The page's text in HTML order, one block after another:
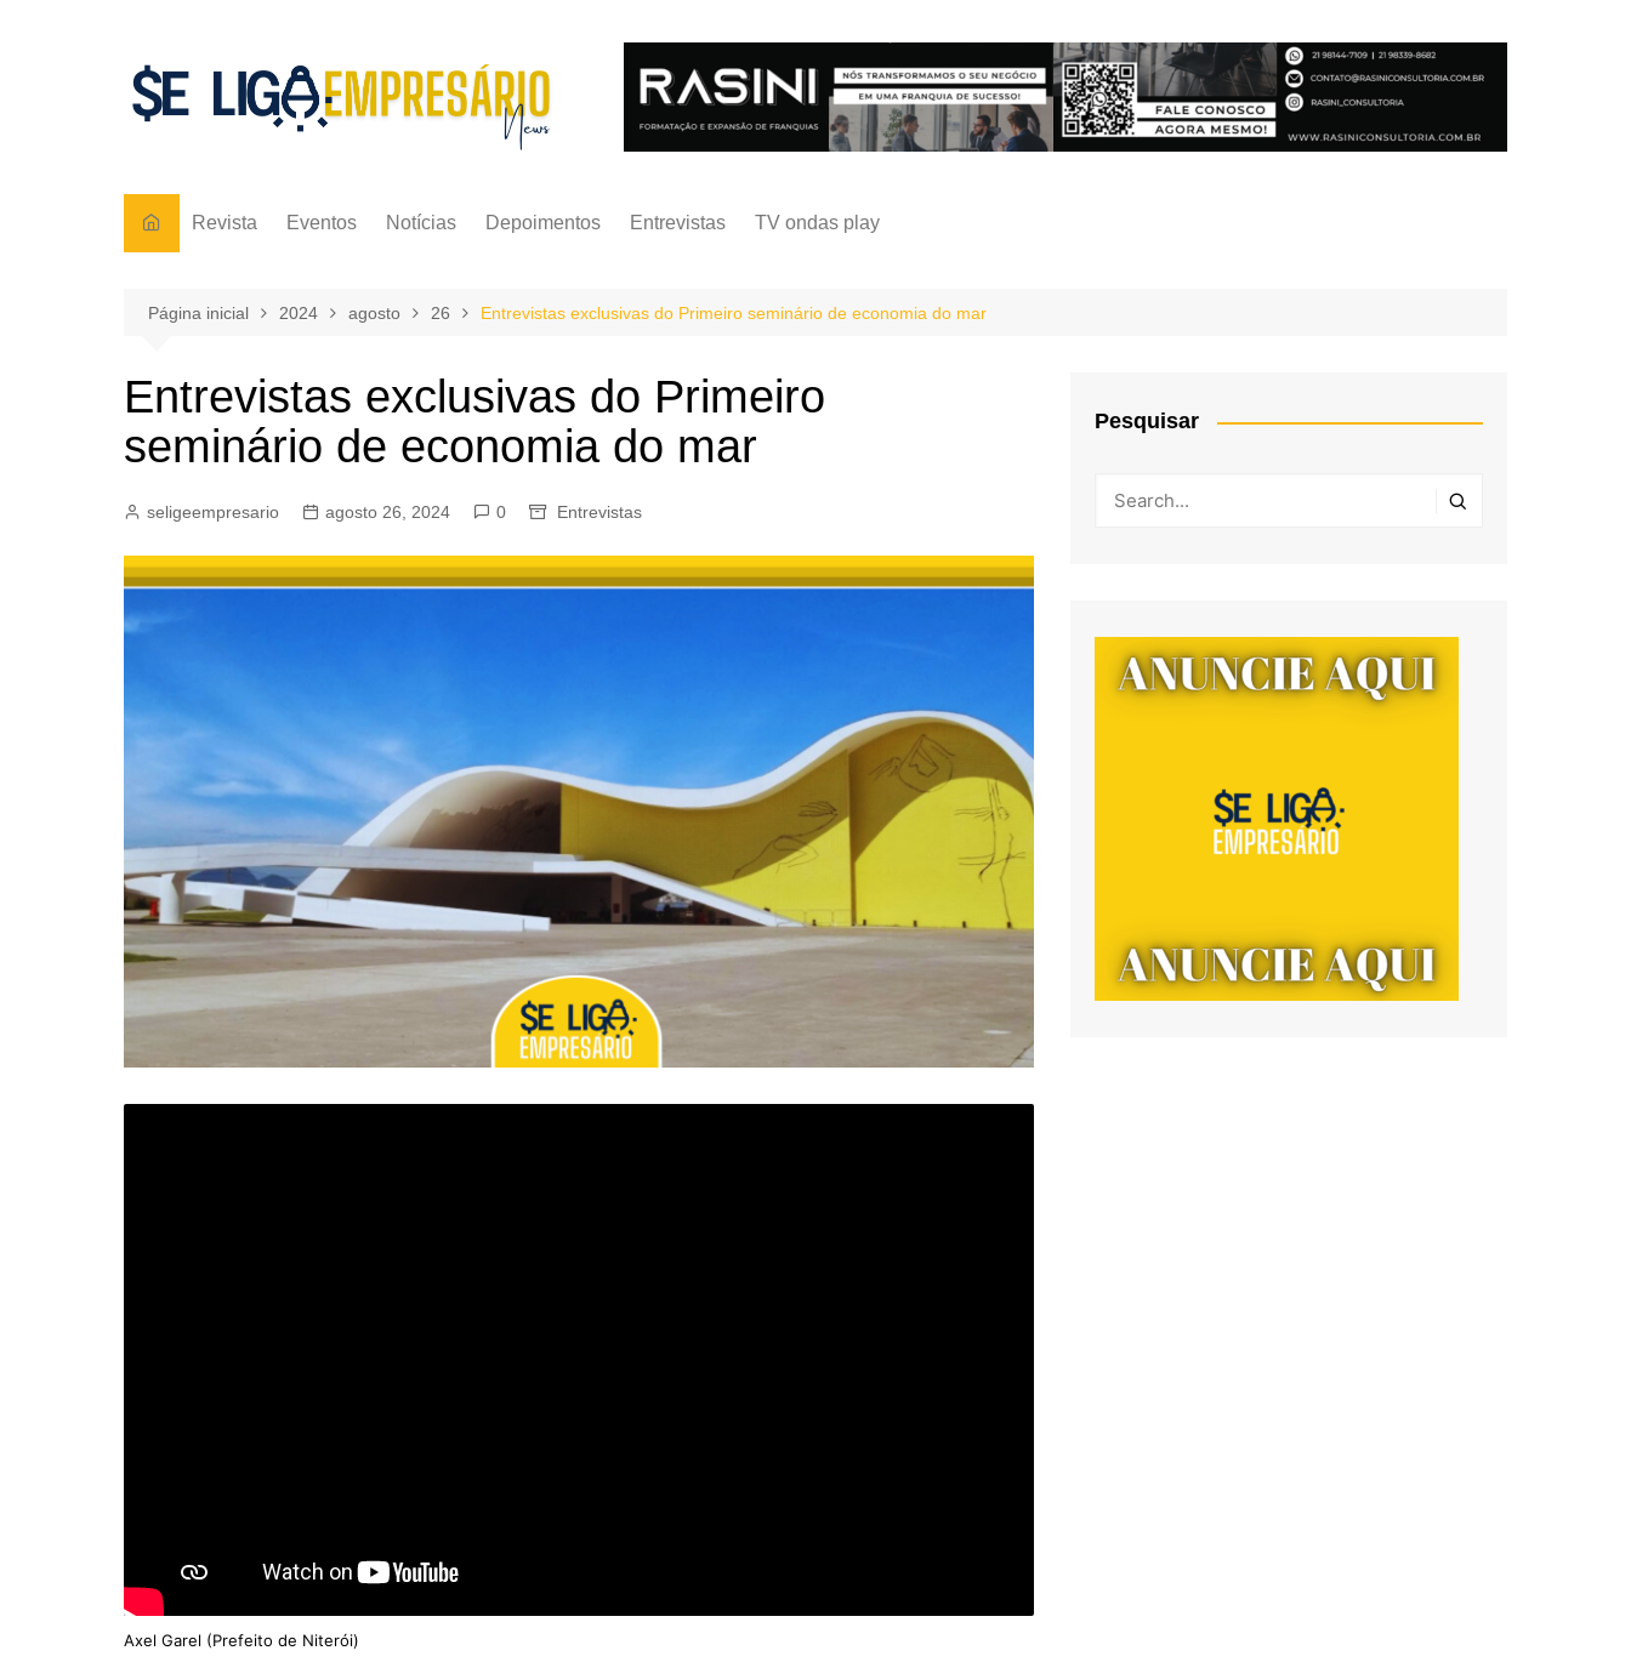
Revista Eventos Notícias Depoimentos Entrevistas TV ondas play
Página inicial 2024 agosto 26 Entrevistas exclusivas do Primeiro seminário de economia do mar
Entrevistas exclusivas do Primeiro
seminário de economia do mar
seligeempresario agosto 26, 2024 0 Entrevistas
Axel Garel (Prefeito de Niterói)
Pesquisar